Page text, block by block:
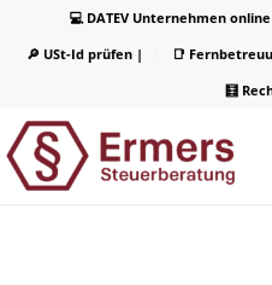
💻 DATEV Unternehmen
🔎 USt-Id prüfen |
📑
🧮